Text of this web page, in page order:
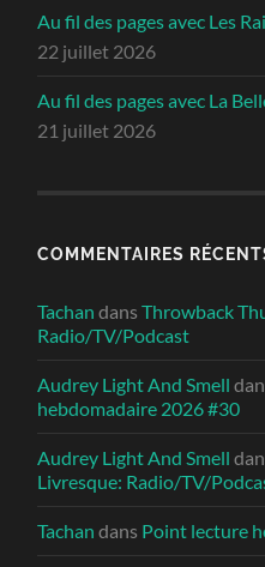
Au fil des pages avec Les
22 juillet 2026
Au fil des pages avec La
21 juillet 2026
COMMENTAIRES
Tachan dansThrowback
Radio/TV/Podcast
Audrey Light And Smell
hebdomadaire 2026 #30
Audrey Light And Smell
Livresque: Radio/TV/
Tachan dans Point lecture